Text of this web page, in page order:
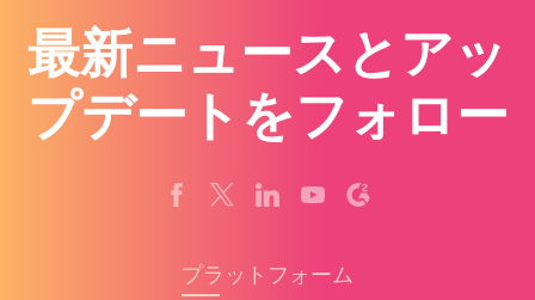
最新ニュースとアッ
プデートをフォロー
プラットフォーム